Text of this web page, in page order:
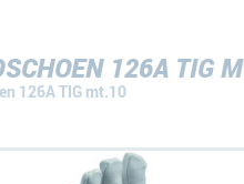
126A TIG
126A TIG mt.10